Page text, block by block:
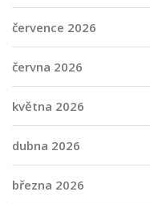
července 2026
června 2026
května 2026
dubna 2026
března 2026